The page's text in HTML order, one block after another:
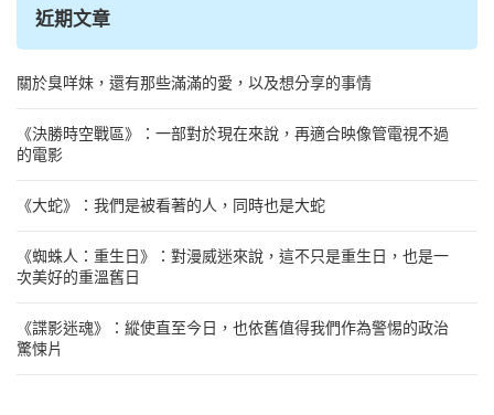
近期文章
關於臭咩妹，還有那些滿滿的愛，以及想分享的事情
《決勝時空戰區》：一部對於現在來說，再適合映像管電視不過
的電影
《大蛇》：我們是被看著的人，同時也是大蛇
《蜘蛛人：重生日》：對漫威迷來說，這不只是重生日，也是一
次美好的重溫舊日
《諜影迷魂》：縱使直至今日，也依舊值得我們作為警惕的政治
驚悚片